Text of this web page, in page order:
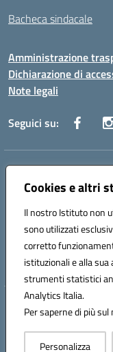
Cookies e altri
Il nostro Istituto non
sono utilizzati
corretto
istituzionali e alla
strumenti statistici
Analytics Italia.
Per saperne di più
Personalizza
Bacheca sindacale
Amministrazione
Dichiarazione di
Note legali
Seguici su:
Indirizzo:
Centralino:0924 534873
Posta elettronica
Codice fiscale:
Codice meccanografico:
Hosting